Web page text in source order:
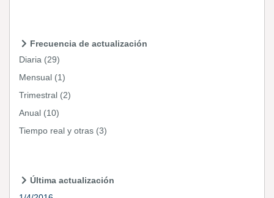
Frecuencia de actualización
Diaria (29)
Mensual (1)
Trimestral (2)
Anual (10)
Tiempo real y otras (3)
Última actualización